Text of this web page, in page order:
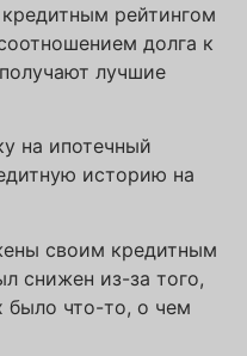
рейтингом
долга к
лучшие
на ипотечный
историю на
своим кредитным
снижен из-за того,
было что-то, о чем